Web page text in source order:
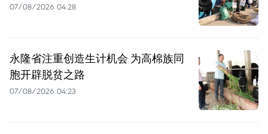
07/08/2026 04:28
永隆省注重创造生计机会 为高棉族同
胞开辟脱贫之路
07/08/2026 04:23